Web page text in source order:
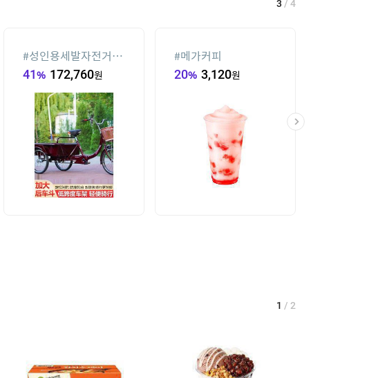
#성인용세발자전거중
고
41% 172,760원
#메가커피
20% 3,120원
3 / 4
1 / 2